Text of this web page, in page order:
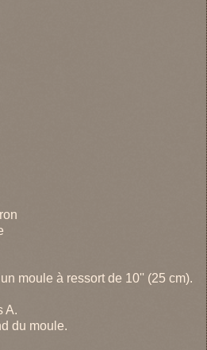
moule à ressort de 10'' (25 cm).
A.
du moule.